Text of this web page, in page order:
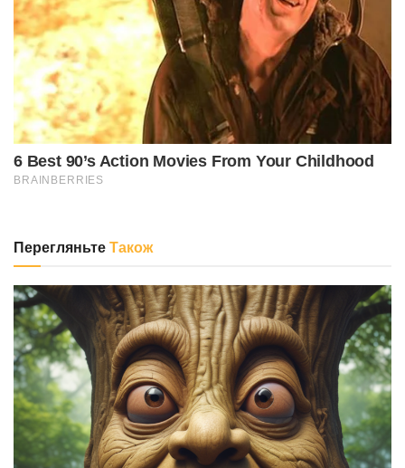
ПерегляньтеТакож